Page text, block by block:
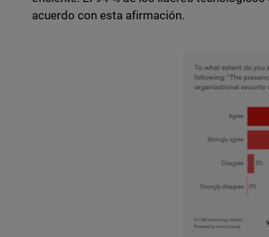
acuerdo con esta afirmación.